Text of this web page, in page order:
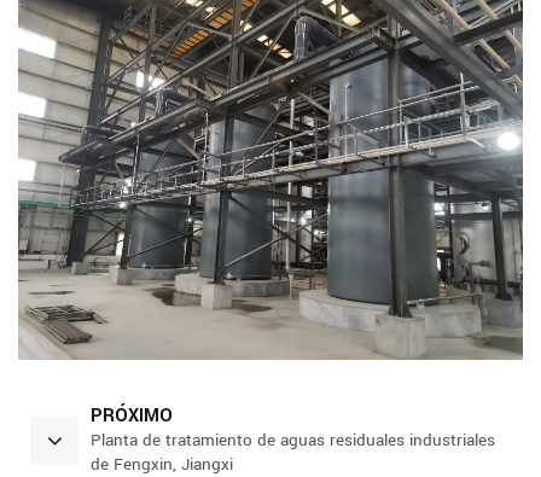
PRÓXIMO
Planta de tratamiento de aguas residuales industriales
de Fengxin, Jiangxi